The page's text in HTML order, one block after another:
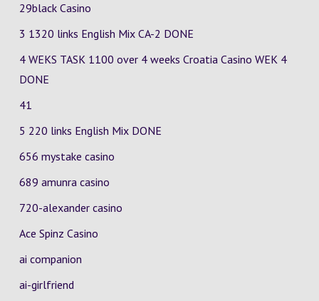
29black Casino
3 1320 links English Mix CA-2 DONE
4 WEKS TASK 1100 over 4 weeks Croatia Casino WEK 4
DONE
41
5 220 links English Mix DONE
656 mystake casino
689 amunra casino
720-alexander casino
Ace Spinz Casino
ai companion
ai-girlfriend